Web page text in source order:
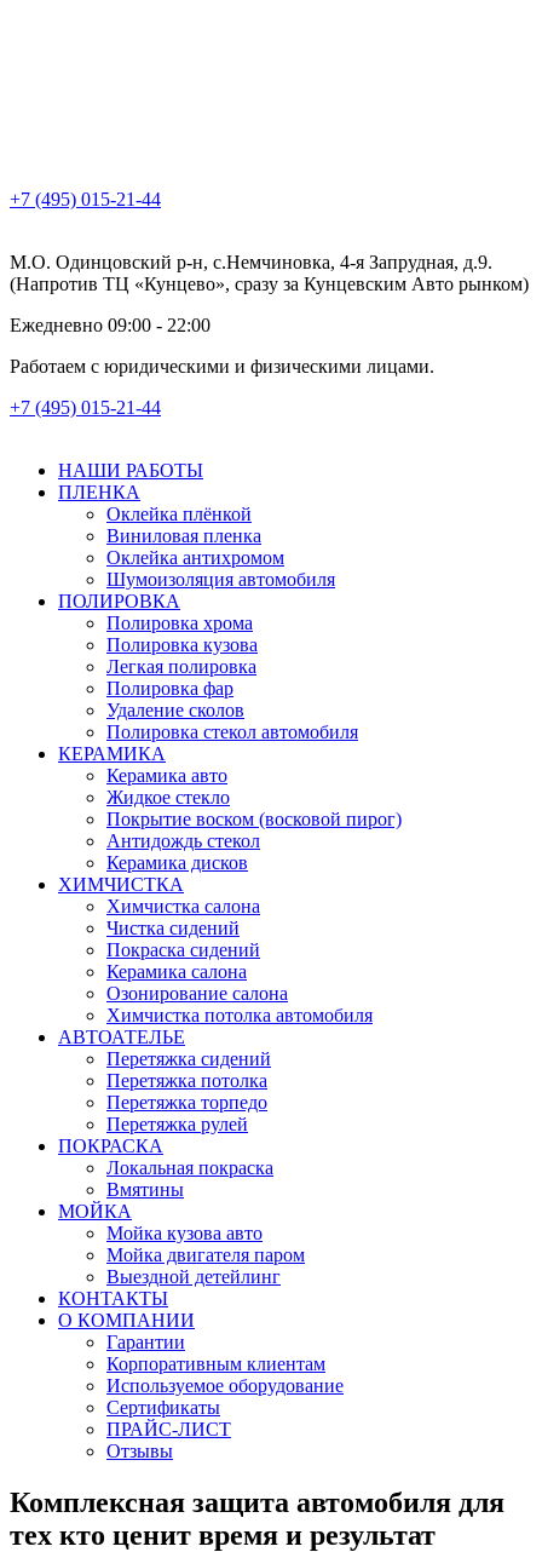
+7 (495) 015-21-44
М.О. Одинцовский р-н, с.Немчиновка, 4-я Запрудная, д.9.
(Напротив ТЦ «Кунцево», сразу за Кунцевским Авто рынком)
Ежедневно 09:00 - 22:00
Работаем с юридическими и физическими лицами.
+7 (495) 015-21-44
НАШИ РАБОТЫ
ПЛЕНКА
Оклейка плёнкой
Виниловая пленка
Оклейка антихромом
Шумоизоляция автомобиля
ПОЛИРОВКА
Полировка хрома
Полировка кузова
Легкая полировка
Полировка фар
Удаление сколов
Полировка стекол автомобиля
КЕРАМИКА
Керамика авто
Жидкое стекло
Покрытие воском (восковой пирог)
Антидождь стекол
Керамика дисков
ХИМЧИСТКА
Химчистка салона
Чистка сидений
Покраска сидений
Керамика салона
Озонирование салона
Химчистка потолка автомобиля
АВТОАТЕЛЬЕ
Перетяжка сидений
Перетяжка потолка
Перетяжка торпедо
Перетяжка рулей
ПОКРАСКА
Локальная покраска
Вмятины
МОЙКА
Мойка кузова авто
Мойка двигателя паром
Выездной детейлинг
КОНТАКТЫ
О КОМПАНИИ
Гарантии
Корпоративным клиентам
Используемое оборудование
Сертификаты
ПРАЙС-ЛИСТ
Отзывы
Комплексная защита автомобиля для
тех кто ценит время и результат